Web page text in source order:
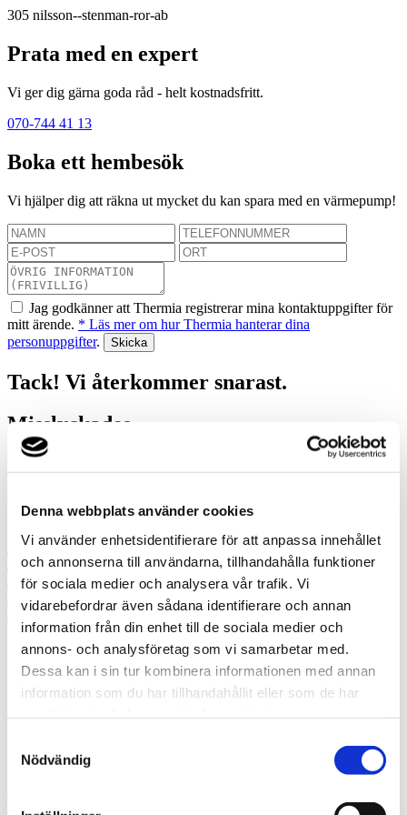
Denna webbplats använder cookies
Vi använder enhetsidentifierare för att anpassa innehållet
och annonserna till användarna, tillhandahålla funktioner
för sociala medier och analysera vår trafik. Vi
vidarebefordrar även sådana identifierare och annan
information från din enhet till de sociala medier och
annons- och analysföretag som vi samarbetar med.
Dessa kan i sin tur kombinera informationen med annan
information som du har tillhandahållit eller som de har
Nödvändig
305 nilsson--stenman-ror-ab
Prata med en expert
Vi ger dig gärna goda råd - helt kostnadsfritt.
070-744 41 13
Boka ett hembesök
Vi hjälper dig att räkna ut mycket du kan spara med en värmepump!
Jag godkänner att Thermia registrerar mina kontaktuppgifter för
mitt ärende. * Läs mer om hur Thermia hanterar dina
personuppgifter.
Tack! Vi återkommer snarast.
Misslyckades
Ring oss
Ring oss om du har några frågor!
070-744 41 13
Begär offert
Kontakta mig
Boka hembesök
Prata med en expert
Kontakta mig
Boka hembesök